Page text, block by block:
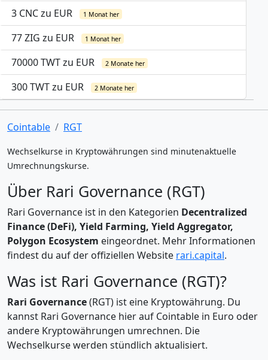
3 CNC zu EUR 1 Monat her
77 ZIG zu EUR 1 Monat her
70000 TWT zu EUR 2 Monate her
300 TWT zu EUR 2 Monate her
Cointable RGT
Wechselkurse in Kryptowährungen sind minutenaktuelle
Umrechnungskurse.
Über Rari Governance (RGT)
Rari Governance ist in den Kategorien Decentralized
Finance (DeFi), Yield Farming, Yield Aggregator,
Polygon Ecosystem eingeordnet. Mehr Informationen
findest du auf der offiziellen Website rari.capital.
Was ist Rari Governance (RGT)?
Rari Governance(RGT) ist eine Kryptowährung. Du
kannst Rari Governance hier auf Cointable in Euro oder
andere Kryptowährungen umrechnen. Die
Wechselkurse werden stündlich aktualisiert.